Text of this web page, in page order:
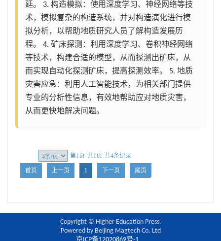
延。 3. 构造模拟：使用深度学习、神经网络等技
术，模拟复杂的构造系统，并对构造演化进行模
拟分析，以帮助地质研究人员了解构造发展历
程。 4. 矿床探测：利用深度学习、卷积神经网络
等技术，构建合适的模型，从而探测出矿床，从
而实现自动化探测矿床，提高探测效率。 5. 地质
灾害应急：利用人工智能技术，为相关部门提供
专业的分析性信息，有效地帮助应对地质灾害，
从而更快地解决问题。
第1页 共1页 共4条记录
首页 上一页 1 下一页 尾页
Copyright © Higher Education Press.
Powered by Beijing Magtech Co. Ltd